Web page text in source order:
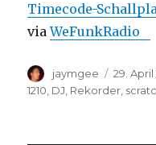
Timecode-
viaWeFunkRadio
Autor
jaymgee
am
29. April
1210 DJ Rekorder